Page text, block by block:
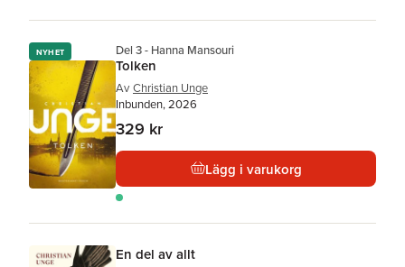
NYHET Del 3 - Hanna Mansouri
Tolken
Av Christian Unge
Inbunden, 2026
329 kr
Lägg i varukorg
En del av allt